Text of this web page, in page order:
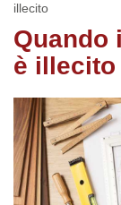
illecito
Quando
è illecito